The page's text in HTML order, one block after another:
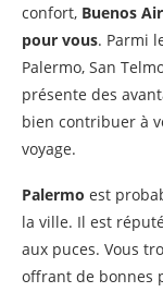
confort, Buenos
pour vous. Parmi
Palermo, San
présente des
bien contribuer à
voyage.
Palermo est
la ville. Il est
aux puces. Vous
offrant de bonnes